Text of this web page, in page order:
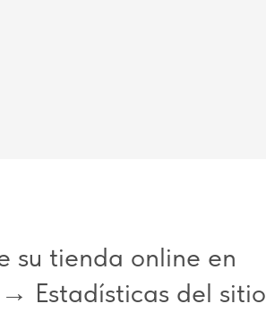
su tienda online en
Estadísticas del sitio